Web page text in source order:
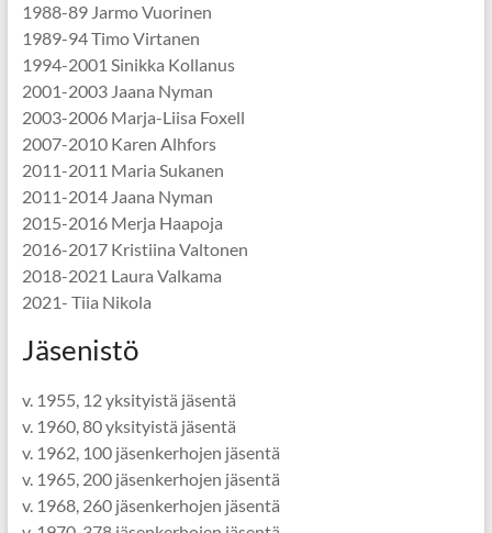
1988-89 Jarmo Vuorinen
1989-94 Timo Virtanen
1994-2001 Sinikka Kollanus
2001-2003 Jaana Nyman
2003-2006 Marja-Liisa Foxell
2007-2010 Karen Alhfors
2011-2011 Maria Sukanen
2011-2014 Jaana Nyman
2015-2016 Merja Haapoja
2016-2017 Kristiina Valtonen
2018-2021 Laura Valkama
2021- Tiia Nikola
Jäsenistö
v. 1955, 12 yksityistä jäsentä
v. 1960, 80 yksityistä jäsentä
v. 1962, 100 jäsenkerhojen jäsentä
v. 1965, 200 jäsenkerhojen jäsentä
v. 1968, 260 jäsenkerhojen jäsentä